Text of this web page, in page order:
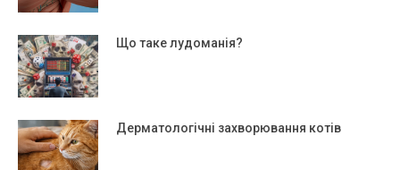
Що таке лудоманія?
Дерматологічні захворювання котів